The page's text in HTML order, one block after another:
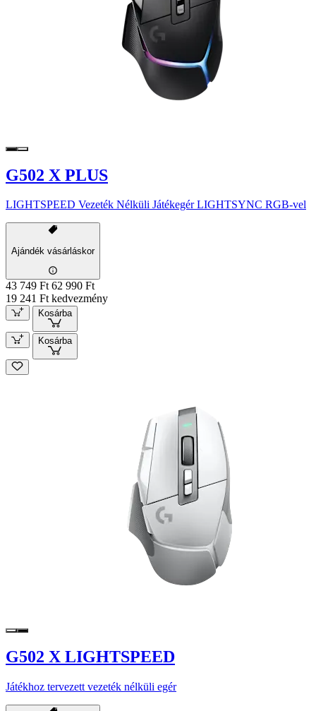
G502 X PLUS
LIGHTSPEED Vezeték Nélküli Játékegér LIGHTSYNC RGB-vel
Ajándék vásárláskor
43 749 Ft 62 990 Ft
19 241 Ft kedvezmény
Kosárba
Kosárba
G502 X LIGHTSPEED
Játékhoz tervezett vezeték nélküli egér